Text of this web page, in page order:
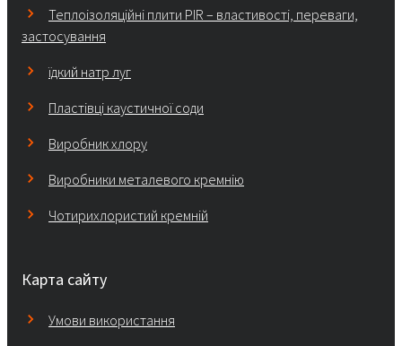
Теплоізоляційні плити PIR – властивості, переваги,
застосування
їдкий натр луг
Пластівці каустичної соди
Виробник хлору
Виробники металевого кремнію
Чотирихлористий кремній
Карта сайту
Умови використання